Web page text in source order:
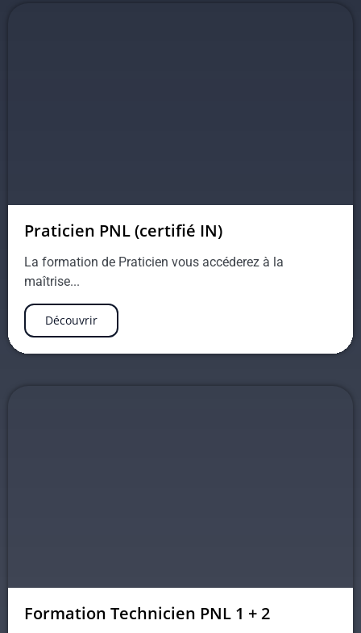
Praticien PNL (certifié IN)
La formation de Praticien vous accéderez à la
maîtrise...
Découvrir
Formation Technicien PNL 1 + 2